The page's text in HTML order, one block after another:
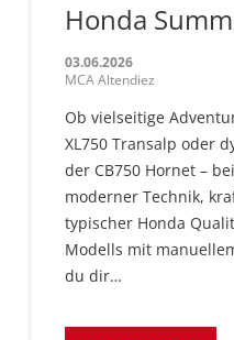
Honda
03.06.2026
MCA Altendiez
Ob vielseitige
XL750 Transalp oder
der CB750 Hornet –
moderner Technik,
typischer Honda
Modells mit
du dir…